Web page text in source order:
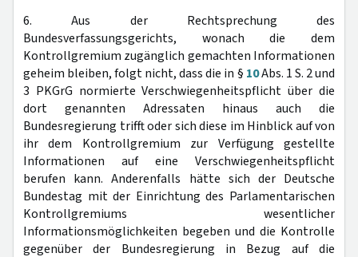
6. Aus der Rechtsprechung des
Bundesverfassungsgerichts, wonach die dem
Kontrollgremium zugänglich gemachten Informationen
geheim bleiben, folgt nicht, dass die in § 10Abs. 1 S. 2 und
3 PKGrG normierte Verschwiegenheitspflicht über die
dort genannten Adressaten hinaus auch die
Bundesregierung trifft oder sich diese im Hinblick auf von
ihr dem Kontrollgremium zur Verfügung gestellte
Informationen auf eine Verschwiegenheitspflicht
berufen kann. Anderenfalls hätte sich der Deutsche
Bundestag mit der Einrichtung des Parlamentarischen
Kontrollgremiums wesentlicher
Informationsmöglichkeiten begeben und die Kontrolle
gegenüber der Bundesregierung in Bezug auf die